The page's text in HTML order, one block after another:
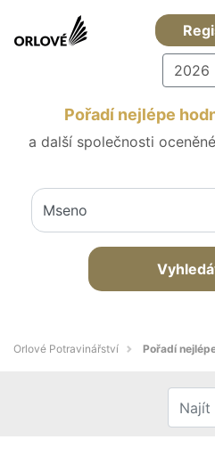
2026
Pořadí nejlépe
a další společnosti
Orlové Potravinářství Pořadí